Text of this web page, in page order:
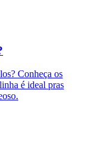
Conheça os
é ideal pras